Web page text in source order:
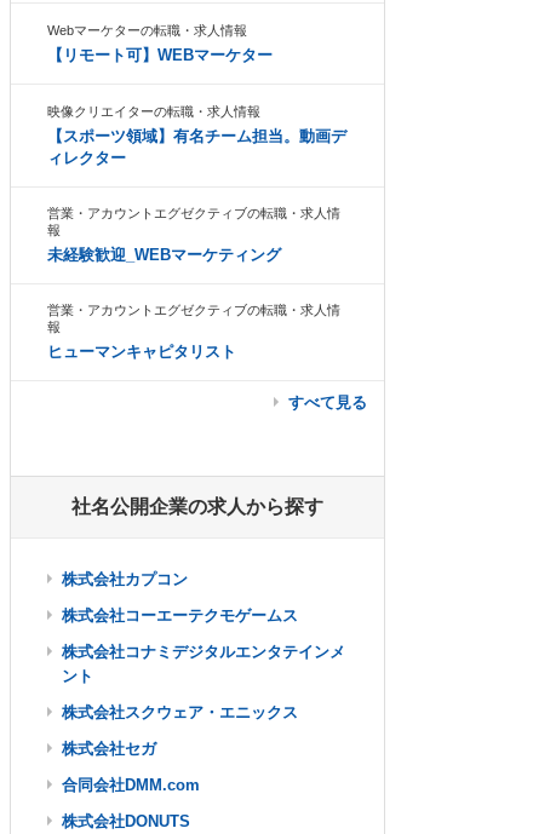
Webマーケターの転職・求人情報
【リモート可】WEBマーケター
映像クリエイターの転職・求人情報
【スポーツ領域】有名チーム担当。動画デ
ィレクター
営業・アカウントエグゼクティブの転職・求人情
報
未経験歓迎_WEBマーケティング
営業・アカウントエグゼクティブの転職・求人情
報
ヒューマンキャピタリスト
すべて見る
社名公開企業の求人から探す
株式会社カプコン
株式会社コーエーテクモゲームス
株式会社コナミデジタルエンタテインメ
ント
株式会社スクウェア・エニックス
株式会社セガ
合同会社DMM.com
株式会社DONUTS